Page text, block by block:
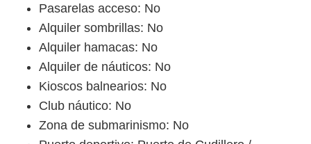
Pasarelas acceso: No
Alquiler sombrillas: No
Alquiler hamacas: No
Alquiler de náuticos: No
Kioscos balnearios: No
Club náutico: No
Zona de submarinismo: No